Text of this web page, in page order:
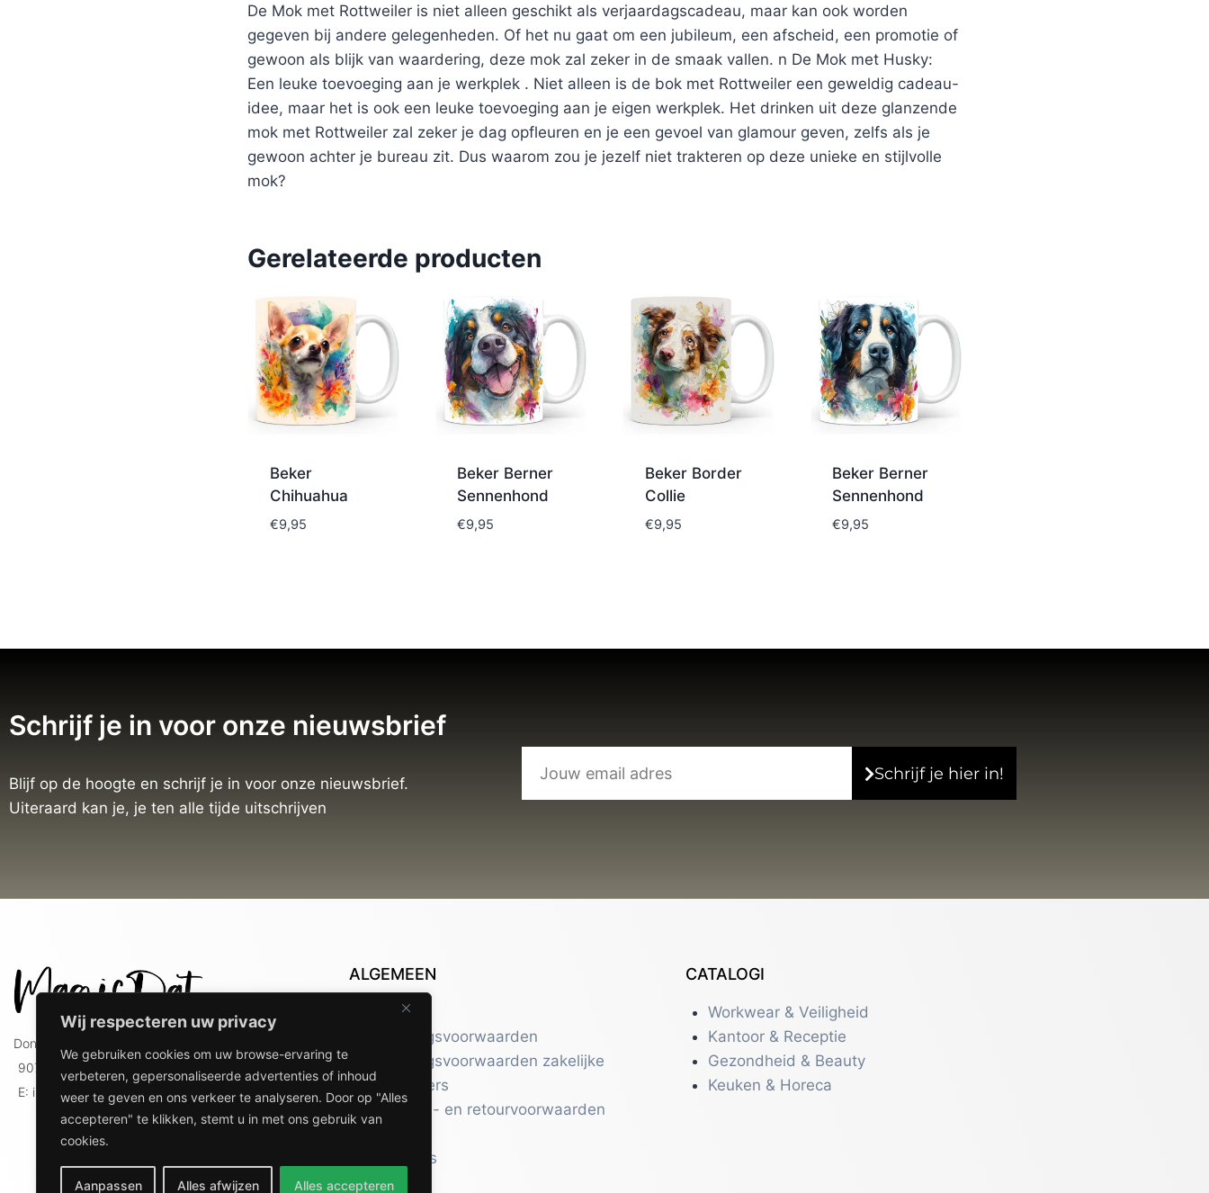
Wij respecteren uw privacy
We gebruiken cookies om uw browse-ervaring te
verbeteren, gepersonaliseerde advertenties of inhoud
weer te geven en ons verkeer te analyseren. Door op "Alles
accepteren" te klikken, stemt u in met ons gebruik van
cookies.
Aanpassen Alles afwijzen Alles accepteren
De Mok met Rottweiler is niet alleen geschikt als verjaardagscadeau, maar kan ook worden
gegeven bij andere gelegenheden. Of het nu gaat om een jubileum, een afscheid, een promotie of
gewoon als blijk van waardering, deze mok zal zeker in de smaak vallen. n De Mok met Husky:
Een leuke toevoeging aan je werkplek . Niet alleen is de bok met Rottweiler een geweldig cadeau-
idee, maar het is ook een leuke toevoeging aan je eigen werkplek. Het drinken uit deze glanzende
mok met Rottweiler zal zeker je dag opfleuren en je een gevoel van glamour geven, zelfs als je
gewoon achter je bureau zit. Dus waarom zou je jezelf niet trakteren op deze unieke en stijlvolle
mok?
Gerelateerde producten
Beker
Chihuahua
€9,95
Beker Berner
Sennenhond
€9,95
Beker Border
Collie
€9,95
Beker Berner
Sennenhond
€9,95
Schrijf je in voor onze nieuwsbrief
Blijf op de hoogte en schrijf je in voor onze nieuwsbrief.
Uiteraard kan je, je ten alle tijde uitschrijven
Schrijf je hier in!
Doniaweg 9
9074 AE Hallum
E: info@magicdat.nl
ALGEMEEN
Contact
Leveringsvoorwaarden
Leveringsvoorwaarden zakelijke
gebruikers
Verzend- en retourvoorwaarden
Over ons
CATALOGI
Workwear & Veiligheid
Kantoor & Receptie
Gezondheid & Beauty
Keuken & Horeca